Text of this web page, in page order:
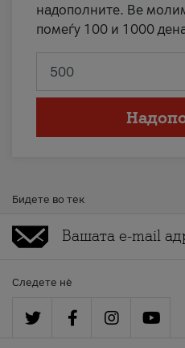
надополните. Ве
помеѓу 100 и 1000
Бидете во тек
Следете нè